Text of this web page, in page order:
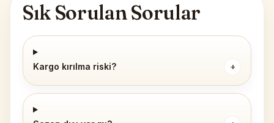
Sık Sorulan Sorular
Kargo kırılma riski? +